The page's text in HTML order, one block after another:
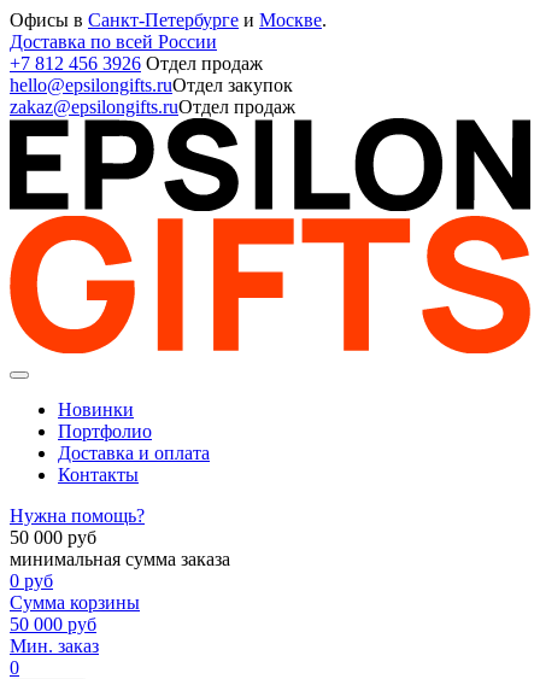
Офисы в Санкт-Петербурге и Москве.
Доставка по всей России
+7 812 456 3926 Отдел продаж
hello@epsilongifts.ruОтдел закупок
zakaz@epsilongifts.ruОтдел продаж
Новинки
Портфолио
Доставка и оплата
Контакты
Нужна помощь?
50 000 руб
минимальная сумма заказа
0 руб
Сумма корзины
50 000 руб
Мин. заказ
0